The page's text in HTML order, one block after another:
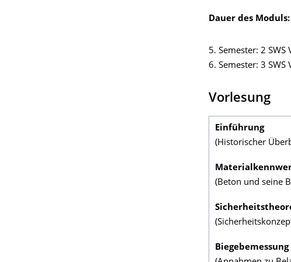
Dauer des Moduls:
5. Semester: 2 SWS
6. Semester: 3 SWS
Vorlesung
Einführung
(Historischer
(Beton und seine